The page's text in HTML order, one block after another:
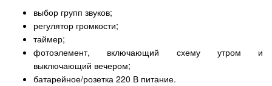
выбор групп звуков;
регулятор громкости;
таймер;
фотоэлемент, включающий схему утром и
выключающий вечером;
батарейное/розетка 220 В питание.